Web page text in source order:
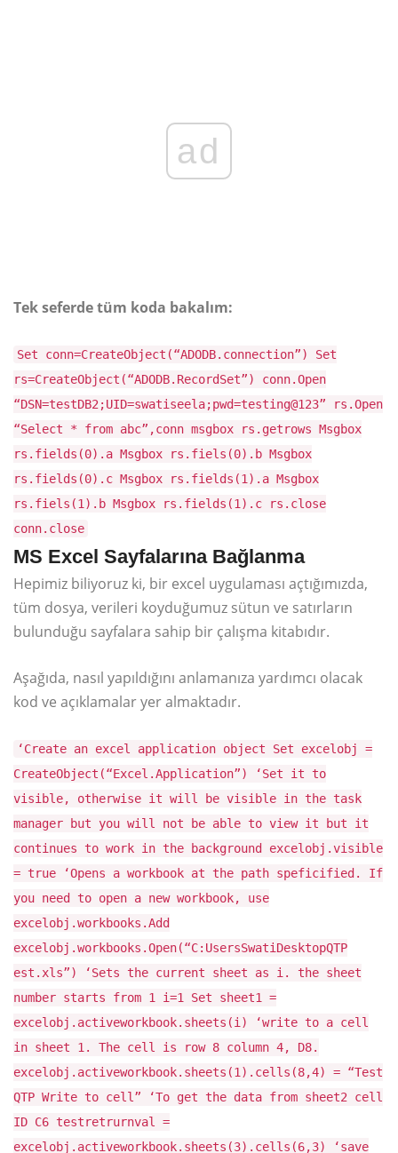
ad
Tek seferde tüm koda bakalım:
Set conn=CreateObject(“ADODB.connection”) Set
rs=CreateObject(“ADODB.RecordSet”) conn.Open
“DSN=testDB2;UID=swatiseela;pwd=testing@123” rs.Open
“Select * from abc”,conn msgbox rs.getrows Msgbox
rs.fields(0).a Msgbox rs.fiels(0).b Msgbox
rs.fields(0).c Msgbox rs.fields(1).a Msgbox
rs.fiels(1).b Msgbox rs.fields(1).c rs.close
conn.close
MS Excel Sayfalarına Bağlanma
Hepimiz biliyoruz ki, bir excel uygulaması açtığımızda,
tüm dosya, verileri koyduğumuz sütun ve satırların
bulunduğu sayfalara sahip bir çalışma kitabıdır.
Aşağıda, nasıl yapıldığını anlamanıza yardımcı olacak
kod ve açıklamalar yer almaktadır.
‘Create an excel application object Set excelobj =
CreateObject(“Excel.Application”) ‘Set it to
visible, otherwise it will be visible in the task
manager but you will not be able to view it but it
continues to work in the background excelobj.visible
= true ‘Opens a workbook at the path speficified. If
you need to open a new workbook, use
excelobj.workbooks.Add
excelobj.workbooks.Open(“C:UsersSwatiDesktopQTP
est.xls”) ‘Sets the current sheet as i. the sheet
number starts from 1 i=1 Set sheet1 =
excelobj.activeworkbook.sheets(i) ‘write to a cell
in sheet 1. The cell is row 8 column 4, D8.
excelobj.activeworkbook.sheets(1).cells(8,4) = “Test
QTP Write to cell” ‘To get the data from sheet2 cell
ID C6 testretrurnval =
excelobj.activeworkbook.sheets(3).cells(6,3) ‘save